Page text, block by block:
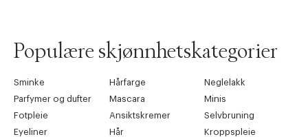
Populære skjønnhetskategorier
Sminke Hårfarge
Neglelakk
Parfymer og dufter
Mascara
Minis
Fotpleie
Ansiktskremer
Selvbruning
Eyeliner
Hår
Kroppspleie